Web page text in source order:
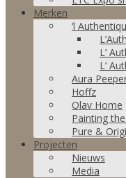
Merken
‘l
L’
L’
Aura
Hoffz
Olav Home
Painting
Pure &
Projecten
Nieuws
Media